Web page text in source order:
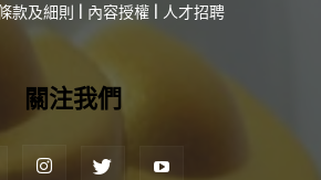
款及細則 內容授權 人才招聘
關注我們